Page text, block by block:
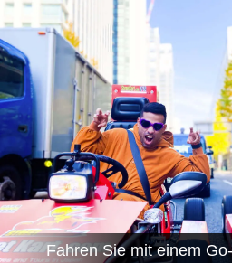
Über uns
Anfahrt
Unternehmen
Shop
Tokio Shinagawa
Tokio Akihabara#2
Tokio Shibuya Annex
Tokio Asakusa
Fahren Sie mit einem